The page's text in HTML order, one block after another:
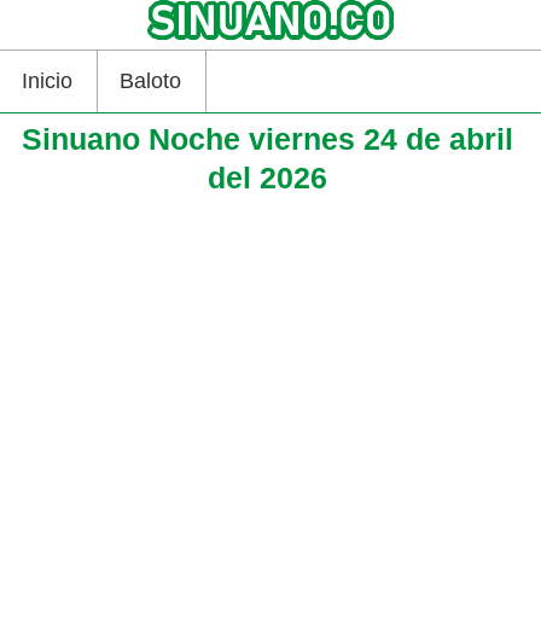
Inicio Baloto
Sinuano Noche viernes 24 de abril
del 2026